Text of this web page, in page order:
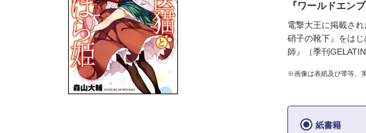
『ワールドエン
電撃大王に掲載さ
硝子の靴下』をは
師』（季刊
※画像は表紙及び帯等、
紙書籍